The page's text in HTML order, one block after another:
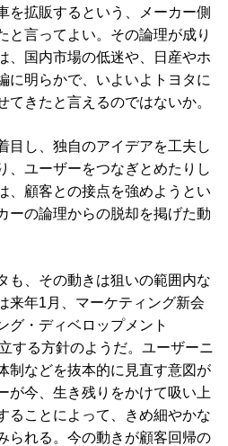
を拡販するという、メーカー側
と言ってよい。その論理が成り
、国内市場の低迷や、日産やホ
に明らかで、いよいよトヨタに
てきたと言えるのではないか。
し、独自のアイデアを工夫し
、ユーザーをつなぎとめたりし
、顧客との接点を強めようとい
ーの論理からの脱却を掲げた動
、その動きは狙いの範囲内な
来年1月、マーケティング新会
グ・ディベロップメント
する方針のようだ。ユーザーニ
制などを抜本的に見直す意図が
が今、生き残りをかけて吸い上
ることによって、きめ細やかな
られる。今の動きが顧客回帰の